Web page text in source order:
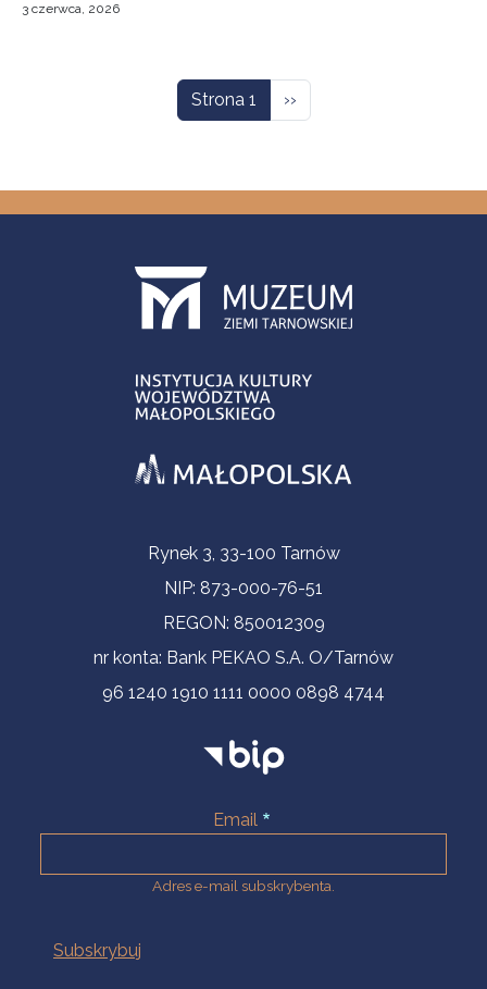
3 czerwca, 2026
Strona 1 Następna strona
››
Informacje kontaktoweRynek 3, 33-100 Tarnów
NIP: 873-000-76-51
REGON: 850012309
nr konta: Bank PEKAO S.A. O/Tarnów
96 1240 1910 1111 0000 0898 4744
Email
Adres e-mail subskrybenta.